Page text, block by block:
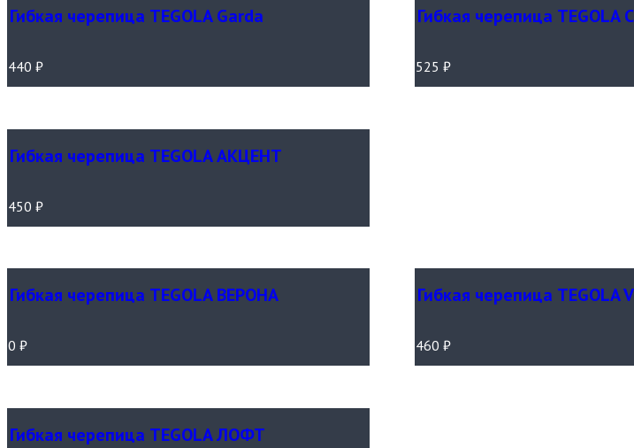
Гибкая черепица TEGOLA Garda
440 ₽
Гибкая черепица TEGOLA
525 ₽
Гибкая черепица TEGOLA АКЦЕНТ
450 ₽
Гибкая черепица TEGOLA ВЕРОНА
0 ₽
Гибкая черепица TEGOLA
460 ₽
Гибкая черепица TEGOLA ЛОФТ